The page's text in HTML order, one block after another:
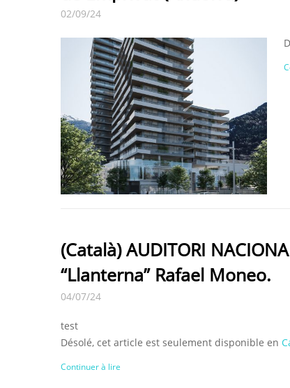
02/09/24
(Català) AUDITORI
“Llanterna” Rafael Moneo.
04/07/24
test
Désolé, cet article est seulement disponible en
Continuer à lire